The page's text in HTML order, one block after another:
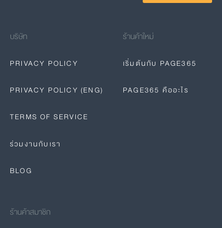
บริษัท
PRIVACY POLICY
PRIVACY POLICY (ENG)
TERMS OF SERVICE
ร่วมงานกับเรา
BLOG
ร้านค้าใหม่
เริ่มต้นกับ PAGE365
PAGE365 คืออะไร
ร้านค้าสมาชิก